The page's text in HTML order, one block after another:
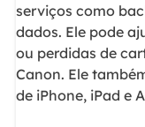
serviços como
dados. Ele pode
ou perdidas de
Canon. Ele
de iPhone, iPad e